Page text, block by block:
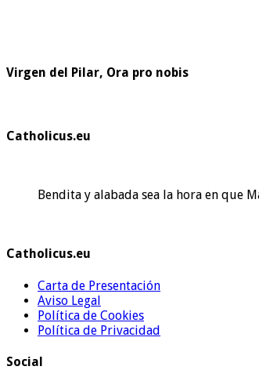
Virgen del Pilar, Ora pro nobis
Catholicus.eu
Bendita y alabada sea la hora en que
Catholicus.eu
Carta de Presentación
Aviso Legal
Política de Cookies
Política de Privacidad
Social